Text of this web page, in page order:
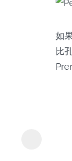
如
比